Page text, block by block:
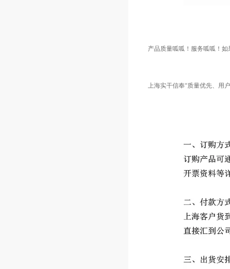
产品质量呱呱！服务呱呱！
上海实干信奉“质量优先、用